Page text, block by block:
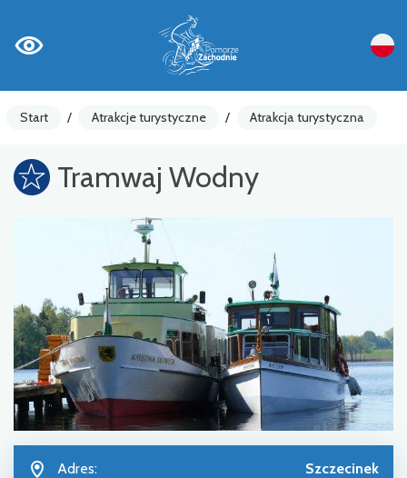
Start / Atrakcje turystyczne / Atrakcja turystyczna
Tramwaj Wodny
Adres:
Szczecinek